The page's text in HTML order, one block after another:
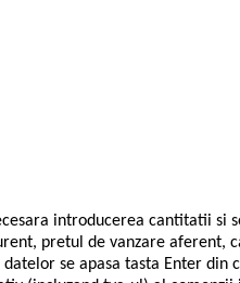
introducerea cantitatii
pretul de vanzare aferent,
se apasa tasta Enter